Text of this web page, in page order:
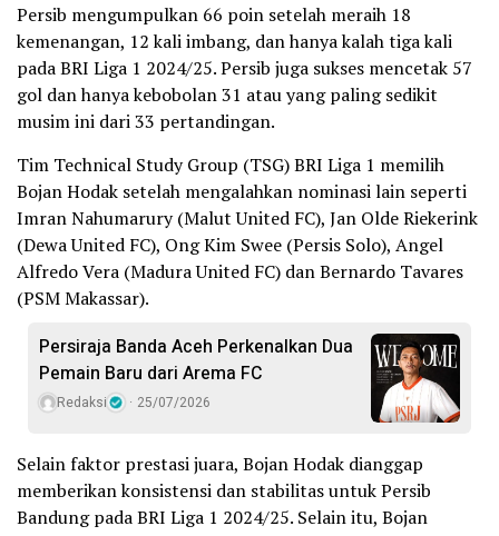
Persib mengumpulkan 66 poin setelah meraih 18
kemenangan, 12 kali imbang, dan hanya kalah tiga kali
pada BRI Liga 1 2024/25. Persib juga sukses mencetak 57
gol dan hanya kebobolan 31 atau yang paling sedikit
musim ini dari 33 pertandingan.
Tim Technical Study Group (TSG) BRI Liga 1 memilih
Bojan Hodak setelah mengalahkan nominasi lain seperti
Imran Nahumarury (Malut United FC), Jan Olde Riekerink
(Dewa United FC), Ong Kim Swee (Persis Solo), Angel
Alfredo Vera (Madura United FC) dan Bernardo Tavares
(PSM Makassar).
Persiraja Banda Aceh Perkenalkan Dua
Pemain Baru dari Arema FC
Redaksi 25/07/2026
Selain faktor prestasi juara, Bojan Hodak dianggap
memberikan konsistensi dan stabilitas untuk Persib
Bandung pada BRI Liga 1 2024/25. Selain itu, Bojan